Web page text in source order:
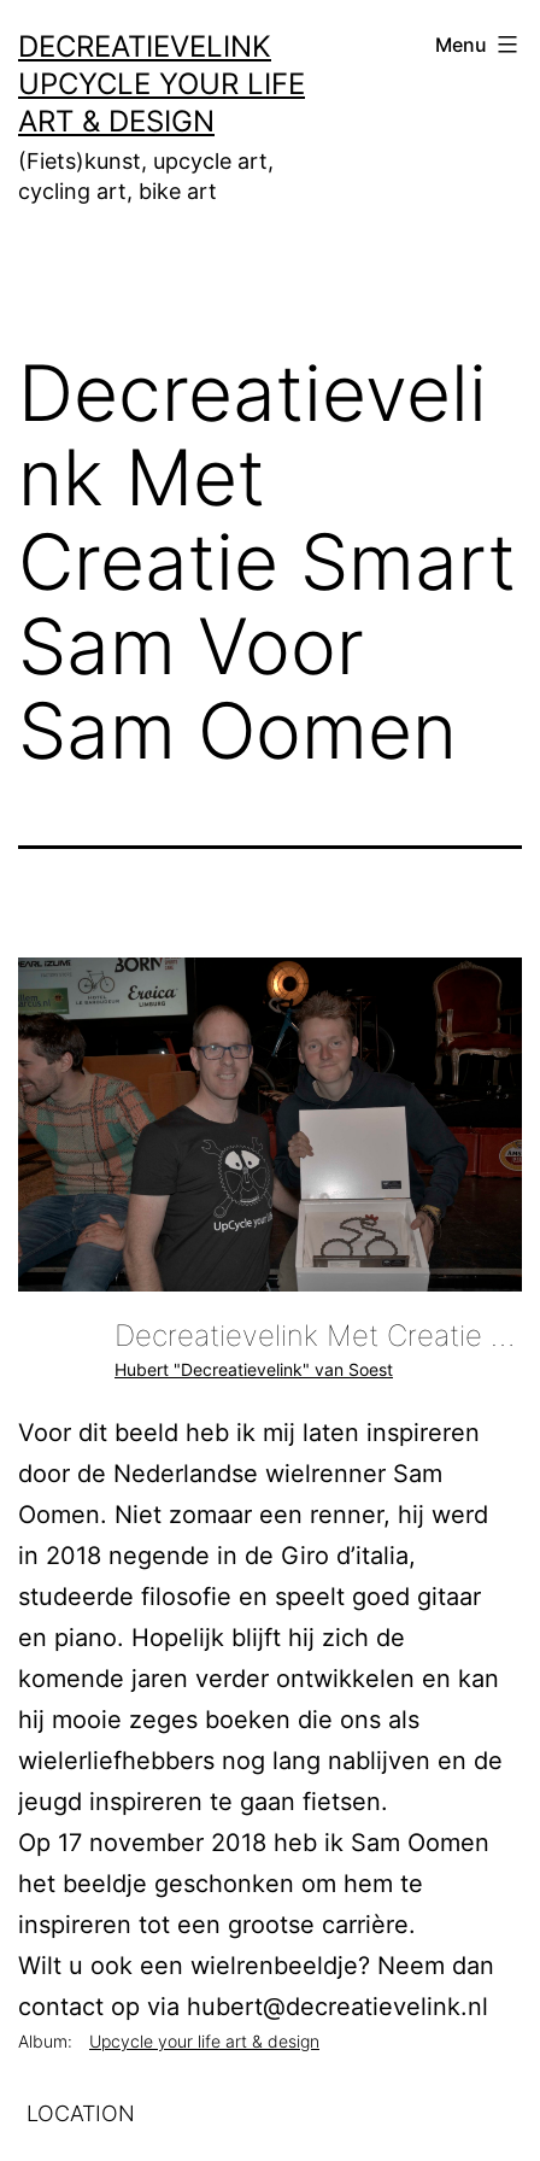
naar
de
inhoud
DECREATIEVELINK
UPCYCLE YOUR LIFE
ART & DESIGN
(Fiets)kunst, upcycle art,
cycling art, bike art
Menu
Decreatieveli
nk Met
Creatie Smart
Sam Voor
Sam Oomen
Decreatievelink Met Creatie Smart Sam Voor Sam Oomen
Hubert "Decreatievelink" van Soest
Voor dit beeld heb ik mij laten inspireren
door de Nederlandse wielrenner Sam
Oomen. Niet zomaar een renner, hij werd
in 2018 negende in de Giro d’italia,
studeerde filosofie en speelt goed gitaar
en piano. Hopelijk blijft hij zich de
komende jaren verder ontwikkelen en kan
hij mooie zeges boeken die ons als
wielerliefhebbers nog lang nablijven en de
jeugd inspireren te gaan fietsen.
Op 17 november 2018 heb ik Sam Oomen
het beeldje geschonken om hem te
inspireren tot een grootse carrière.
Wilt u ook een wielrenbeeldje? Neem dan
contact op via hubert@decreatievelink.nl
Album: Upcycle your life art & design
LOCATION